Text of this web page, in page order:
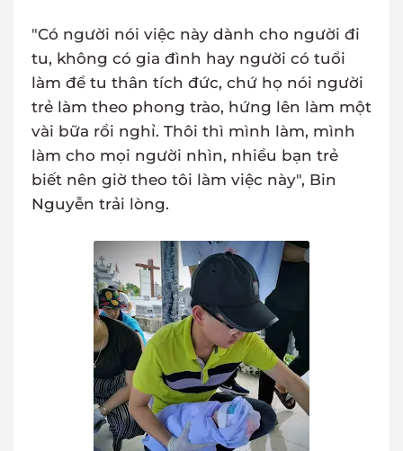
"Có người nói việc này dành cho người đi
tu, không có gia đình hay người có tuổi
làm để tu thân tích đức, chứ họ nói người
trẻ làm theo phong trào, hứng lên làm một
vài bữa rồi nghỉ. Thôi thì mình làm, mình
làm cho mọi người nhìn, nhiều bạn trẻ
biết nên giờ theo tôi làm việc này", Bin
Nguyễn trải lòng.